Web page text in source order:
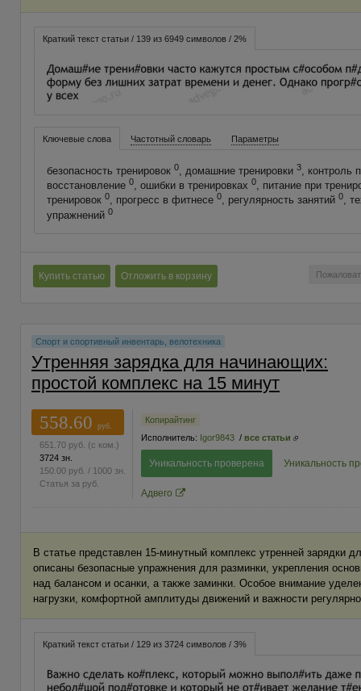
Краткий текст статьи / 139 из 6949 символов / 2%
Ключевые слова Частотный словарь Параметры
безопасность тренировок 0, домашние тренировки 3, контроль
восстановление 0, ошибки в тренировках 0, питание при
тренировок 0, прогресс в фитнесе 0, регулярность занятий 0,
упражнений 0
Купить статью Отложить в корзину
Спорт и спортивный инвентарь, велотехника
Утренняя зарядка для начинающих:
простой комплекс на 15 минут
558.60
руб.
651.70 руб. (с ком.)
3724 зн.
150.00 руб. / 1000 зн.
Статья за руб.
Копирайтинг
Исполнитель: Igor9843 / все статьи
Уникальность проверена Уникальность
Адвего
В статье представлен 15‑минутный комплекс утренней зарядки
описаны безопасные упражнения для разминки, укрепления
над балансом и осанки, а также заминки. Особое внимание
нагрузки, комфортной амплитуды движений и важности
Краткий текст статьи / 129 из 3724 символов / 3%